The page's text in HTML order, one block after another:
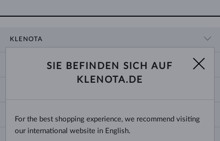
KLENOTA
SHOWROOM
BLOG
ZAHLUNG UND VERSAND
TRAURINGE AUSWÄHLEN
ECHTHEITSZERTIFIKATE
KETTENGRÖSSEN UND -ARTEN
ARMBANDGRÖSSEN
Deutschland & Österreich
SIE BEFINDEN SICH AUF
KLENOTA.DE
For the best shopping experience, we recommend visiting
our international website in English.